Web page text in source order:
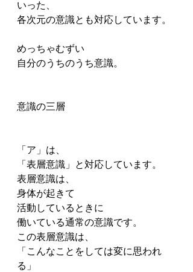
いった、
各次元の意識とも対応しています。
めっちゃむずい
自分のうちのうち意識。
意識の三層
「ア」は、
「表層意識」と対応しています。
表層意識は、
身体が起きて
活動しているときに
働いている通常の意識です。
この表層意識は、
「こんなことをしては変に思われ
る」